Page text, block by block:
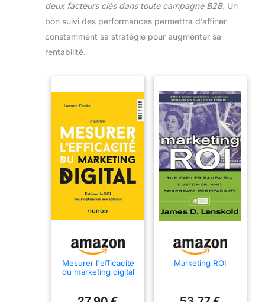
deux facteurs clés dans toute campagne B2B. Un
bon suivi des performances permettra d’affiner
constamment sa stratégie pour augmenter sa
rentabilité.
Mesurer l'efficacité
du marketing digital
ses actions
Marketing ROI